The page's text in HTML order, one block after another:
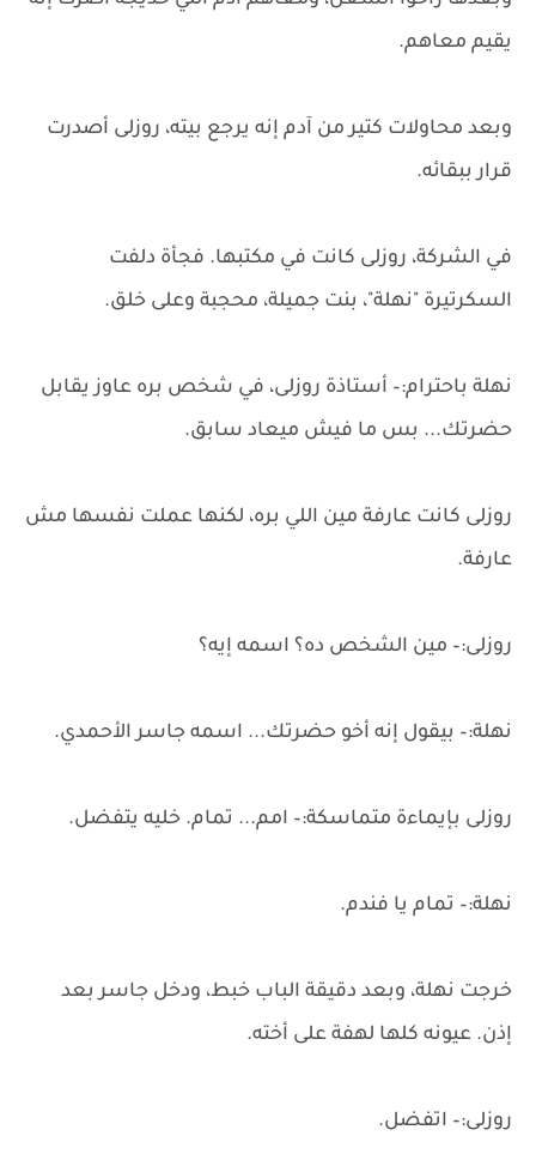
يقيم معاهم.
وبعد محاولات كتير من آدم إنه يرجع بيته، روزلى أصدرت
قرار ببقائه.
في الشركة، روزلى كانت في مكتبها. فجأة دلفت
السكرتيرة "نهلة"، بنت جميلة، محجبة وعلى خلق.
نهلة باحترام:– أستاذة روزلى، في شخص بره عاوز يقابل
حضرتك... بس ما فيش ميعاد سابق.
روزلى كانت عارفة مين اللي بره، لكنها عملت نفسها مش
عارفة.
روزلى:– مين الشخص ده؟ اسمه إيه؟
نهلة:– بيقول إنه أخو حضرتك... اسمه جاسر الأحمدي.
روزلى بإيماءة متماسكة:– امم... تمام. خليه يتفضل.
نهلة:– تمام يا فندم.
خرجت نهلة، وبعد دقيقة الباب خبط، ودخل جاسر بعد
إذن. عيونه كلها لهفة على أخته.
روزلى:– اتفضل.